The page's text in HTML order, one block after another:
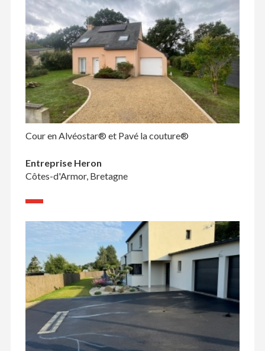
Cour en Alvéostar® et Pavé la couture®
Entreprise Heron
Côtes-d'Armor, Bretagne